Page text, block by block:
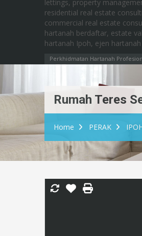
Perkhidmatan Hartanah
Rumah Teres
Home PERAK